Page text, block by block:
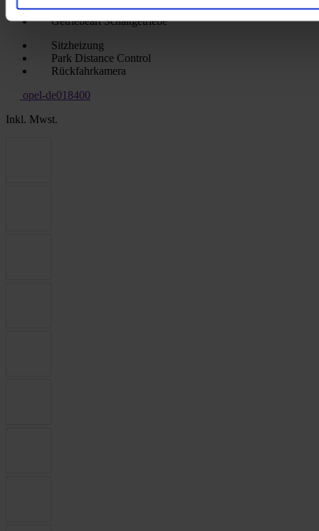
KraftstoffartBenzin
GetriebeartSchaltgetriebe
Sitzheizung
Park Distance Control
Rückfahrkamera
opel-de018400
Inkl. Mwst.